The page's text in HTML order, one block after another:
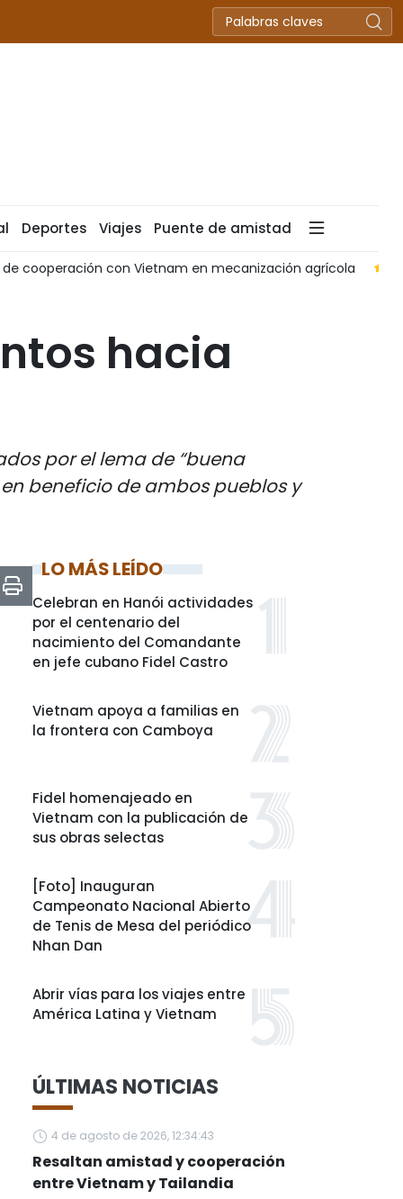
Deportes Viajes Puente de amistad
cooperación con Vietnam en mecanización agrícola
hacia
por el lema de “buena
beneficio de ambos pueblos y
LO MÁS LEÍDO
Celebran en Hanói actividades
por el centenario del
nacimiento del Comandante
en jefe cubano Fidel Castro
Vietnam apoya a familias en
la frontera con Camboya
Fidel homenajeado en
Vietnam con la publicación de
sus obras selectas
[Foto] Inauguran
Campeonato Nacional Abierto
de Tenis de Mesa del periódico
Nhan Dan
Abrir vías para los viajes entre
América Latina y Vietnam
ÚLTIMAS NOTICIAS
4 de agosto de 2026, 12:34:43
Resaltan amistad y cooperación
entre Vietnam y Tailandia